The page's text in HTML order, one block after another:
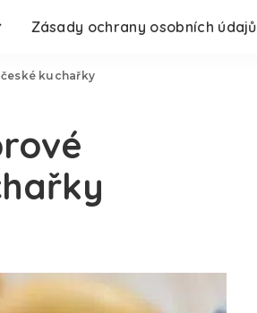
Zásady ochrany osobních údajů
kuchařky